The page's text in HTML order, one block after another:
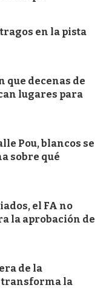
en la pista
que decenas de
lugares para
Pou, blancos se
sobre qué
el FA no
la aprobación de
de la
transforma la